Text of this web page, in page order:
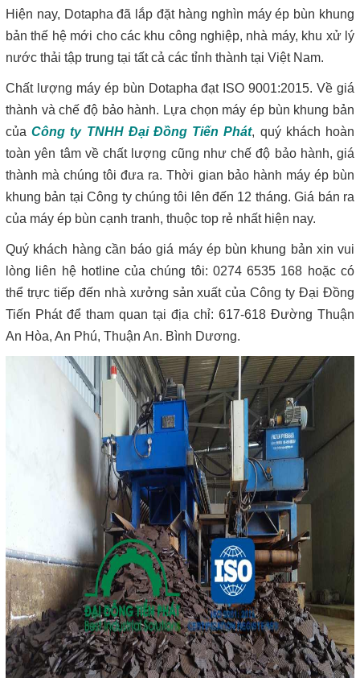
Hiện nay, Dotapha đã lắp đặt hàng nghìn máy ép bùn khung
bản thế hệ mới cho các khu công nghiệp, nhà máy, khu xử lý
nước thải tập trung tại tất cả các tỉnh thành tại Việt Nam.
Chất lượng máy ép bùn Dotapha đạt ISO 9001:2015. Về giá
thành và chế độ bảo hành. Lựa chọn máy ép bùn khung bản
củaCông ty TNHH Đại Đồng Tiến Phát, quý khách hoàn
toàn yên tâm về chất lượng cũng như chế độ bảo hành, giá
thành mà chúng tôi đưa ra. Thời gian bảo hành máy ép bùn
khung bản tại Công ty chúng tôi lên đến 12 tháng. Giá bán ra
của máy ép bùn cạnh tranh, thuộc top rẻ nhất hiện nay.
Quý khách hàng cần báo giá máy ép bùn khung bản xin vui
lòng liên hệ hotline của chúng tôi: 0274 6535 168 hoặc có
thể trực tiếp đến nhà xưởng sản xuất của Công ty Đại Đồng
Tiến Phát để tham quan tại địa chỉ: 617-618 Đường Thuận
An Hòa, An Phú, Thuận An. Bình Dương.